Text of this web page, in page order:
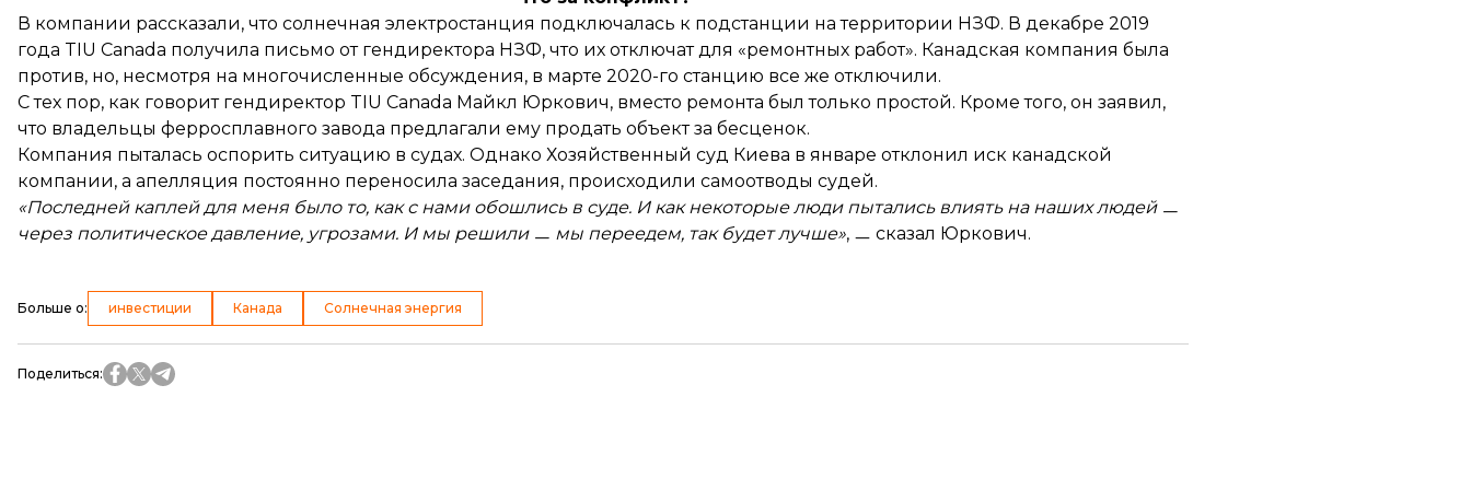
В компании рассказали, что солнечная электростанция подключалась к подстанции на территории НЗФ. В декабре 2019
года TIU Canada получила письмо от гендиректора НЗФ, что их отключат для «ремонтных работ». Канадская компания была
против, но, несмотря на многочисленные обсуждения, в марте 2020-го станцию все же отключили.
С тех пор, как говорит гендиректор TIU Canada Майкл Юркович, вместо ремонта был только простой. Кроме того, он заявил,
что владельцы ферросплавного завода предлагали ему продать объект за бесценок.
Компания пыталась оспорить ситуацию в судах. Однако Хозяйственный суд Киева в январе отклонил иск канадской
компании, а апелляция постоянно переносила заседания, происходили самоотводы судей.
«Последней каплей для меня было то, как с нами обошлись в суде. И как некоторые люди пытались влиять на наших людей ㅡ
через политическое давление, угрозами. И мы решили ㅡ мы переедем, так будет лучше», ㅡ сказал Юркович.
Больше о: инвестиции Канада Солнечная энергия
Поделиться: